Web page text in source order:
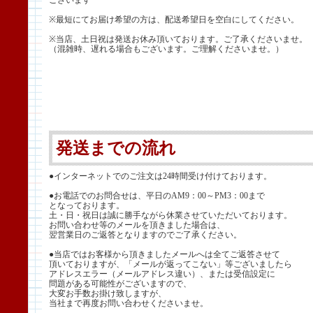
※最短にてお届け希望の方は、配送希望日を空白にしてください。
※当店、土日祝は発送お休み頂いております。ご了承くださいませ。
（混雑時、遅れる場合もございます。ご理解くださいませ。）
発送までの流れ
●インターネットでのご注文は24時間受け付けております。
●お電話でのお問合せは、平日のAM9：00～PM3：00まで
となっております。
土・日・祝日は誠に勝手ながら休業させていただいております。
お問い合わせ等のメールを頂きました場合は、
翌営業日のご返答となりますのでご了承ください。
●当店ではお客様から頂きましたメールへは全てご返答させて
頂いておりますが、「メールが返ってこない」等ございましたら
アドレスエラー（メールアドレス違い）、または受信設定に
問題がある可能性がございますので、
大変お手数お掛け致しますが、
当社まで再度お問い合わせくださいませ。